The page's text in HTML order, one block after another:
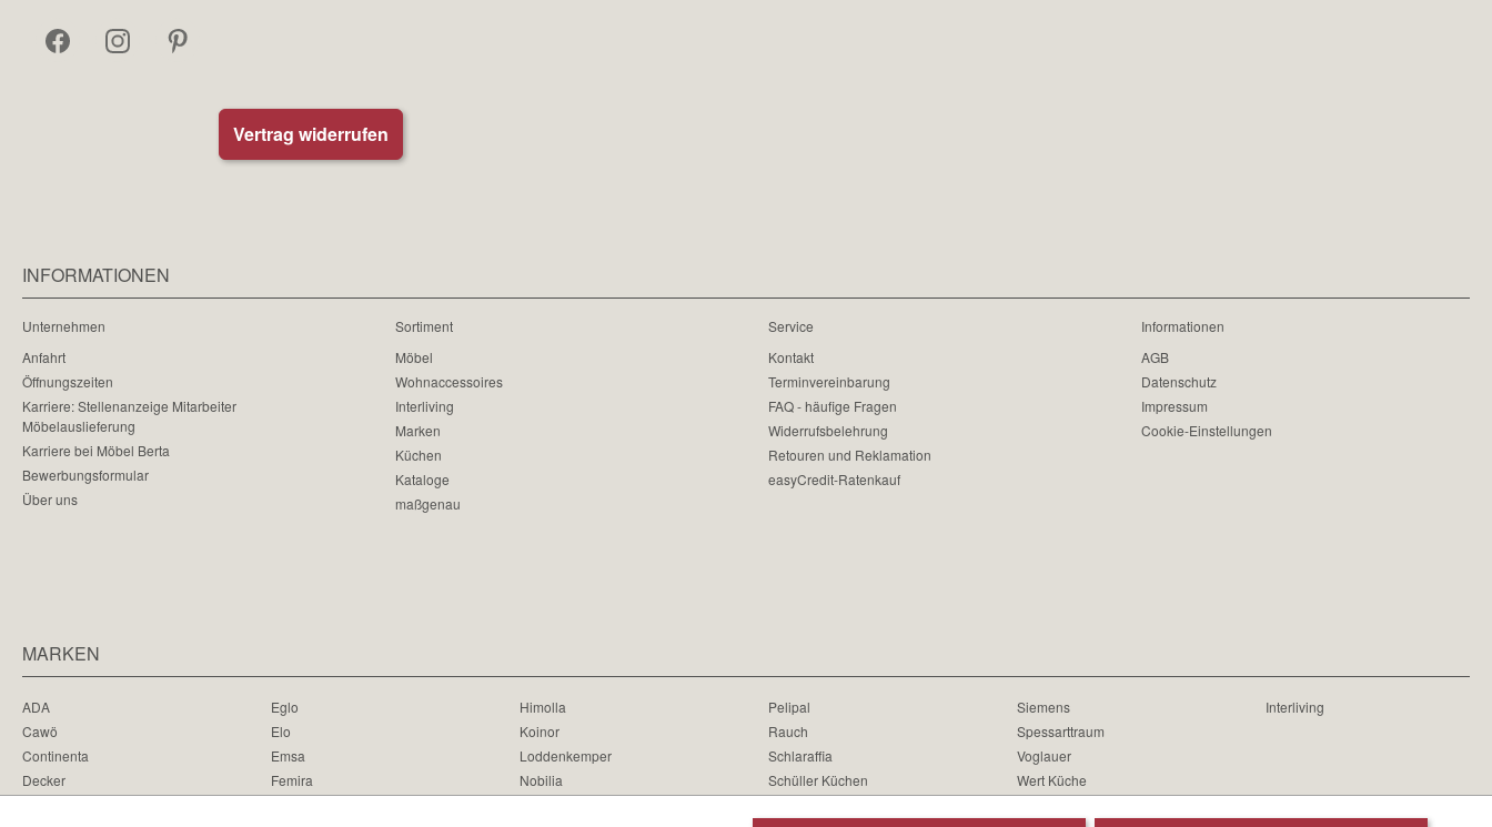
Vertrag widerrufen
INFORMATIONEN
Unternehmen
Anfahrt
Öffnungszeiten
Karriere: Stellenanzeige Mitarbeiter
Möbelauslieferung
Karriere bei Möbel Berta
Bewerbungsformular
Über uns
Sortiment
Möbel
Wohnaccessoires
Interliving
Marken
Küchen
Kataloge
maßgenau
Service
Kontakt
Terminvereinbarung
FAQ - häufige Fragen
Widerrufsbelehrung
Retouren und Reklamation
easyCredit-Ratenkauf
Informationen
AGB
Datenschutz
Impressum
Cookie-Einstellungen
MARKEN
ADA
Cawö
Continenta
Decker
Eglo
Elo
Emsa
Femira
Himolla
Koinor
Loddenkemper
Nobilia
Pelipal
Rauch
Schlaraffia
Schüller Küchen
Siemens
Spessarttraum
Voglauer
Wert Küche
Interliving